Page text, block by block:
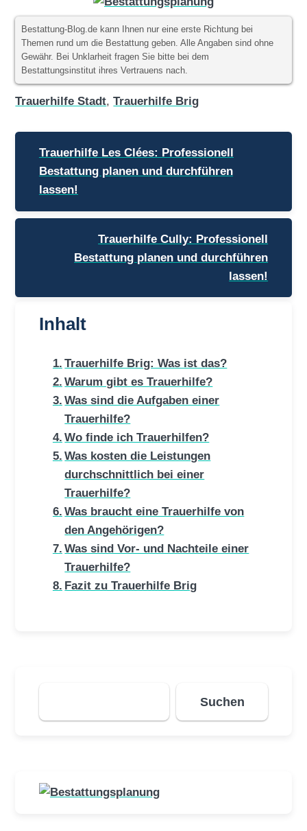
Bestattung-Blog.de kann Ihnen nur eine erste Richtung bei
Themen rund um die Bestattung geben. Alle Angaben sind ohne
Gewähr. Bei Unklarheit fragen Sie bitte bei dem
Bestattungsinstitut ihres Vertrauens nach.
Trauerhilfe Stadt,Trauerhilfe Brig
Beitragsnavigation
Trauerhilfe Les Clées: Professionell
Bestattung planen und durchführen
lassen!
Trauerhilfe Cully: Professionell
Bestattung planen und durchführen
lassen!
Inhalt
Trauerhilfe Brig: Was ist das?
Warum gibt es Trauerhilfe?
Was sind die Aufgaben einer
Trauerhilfe?
Wo finde ich Trauerhilfen?
Was kosten die Leistungen
durchschnittlich bei einer
Trauerhilfe?
Was braucht eine Trauerhilfe von
den Angehörigen?
Was sind Vor- und Nachteile einer
Trauerhilfe?
Fazit zu Trauerhilfe Brig
Suchen
Suchen